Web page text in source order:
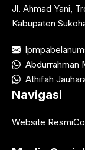
Jl. Ahmad Yani,
Kabupaten
Abdurrahman
Athifah
Navigasi
Website Resmi